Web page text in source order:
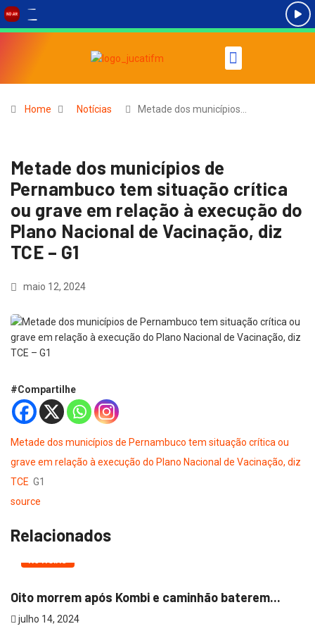
Home Notícias Metade dos municípios…
Metade dos municípios de
Pernambuco tem situação crítica
ou grave em relação à execução do
Plano Nacional de Vacinação, diz
TCE – G1
maio 12, 2024
#Compartilhe
Metade dos municípios de Pernambuco tem situação crítica ou
grave em relação à execução do Plano Nacional de Vacinação, diz
TCE G1
source
Relacionados
NOTÍCIAS
Oito morrem após Kombi e caminhão baterem...
julho 14, 2024